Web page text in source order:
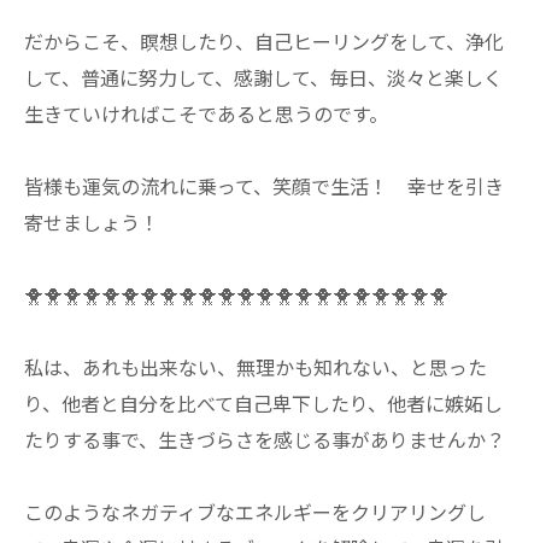
だからこそ、瞑想したり、自己ヒーリングをして、浄化
して、普通に努力して、感謝して、毎日、淡々と楽しく
生きていければこそであると思うのです。
皆様も運気の流れに乗って、笑顔で生活！ 幸せを引き
寄せましょう！
🐥🐥🐥🐥🐥🐥🐥🐥🐥🐥🐥🐥🐥🐥🐥🐥🐥🐥🐥🐥🐥🐥
私は、あれも出来ない、無理かも知れない、と思った
り、他者と自分を比べて自己卑下したり、他者に嫉妬し
たりする事で、生きづらさを感じる事がありませんか？
このようなネガティブなエネルギーをクリアリングし